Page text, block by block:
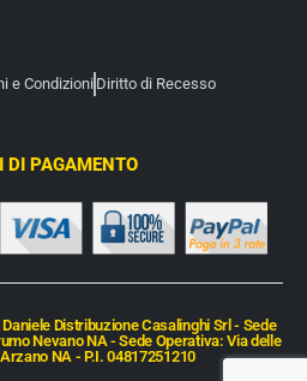
e Condizioni Diritto di Recesso
DI PAGAMENTO
Distribuzione Casalinghi Srl - Sede
Nevano NA - Sede Operativa: Via delle
NA - P.I. 04817251210